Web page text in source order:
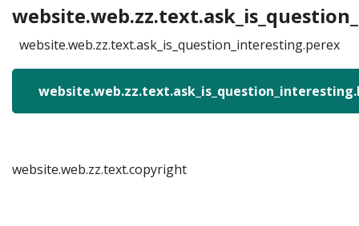
website.web.zz.text.ask_is_question_interesting.perex
website.web.zz.text.copyright